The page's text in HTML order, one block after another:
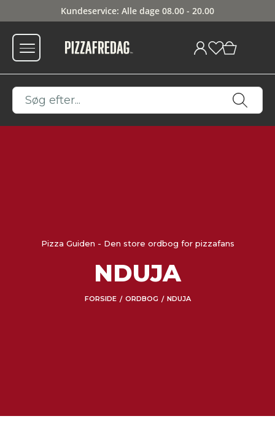
Kundeservice: Alle dage 08.00 - 20.00
Pizza Guiden - Den store ordbog for pizzafans
NDUJA
FORSIDE / ORDBOG / NDUJA